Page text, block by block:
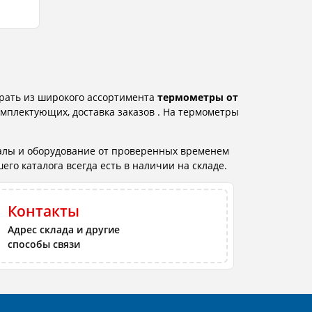
из широкого ассортимента термометры от
доставка заказов . На термометры
и оборудование от проверенных временем
каталога всегда есть в наличии на складе.
Контакты
Адрес склада и другие
способы связи